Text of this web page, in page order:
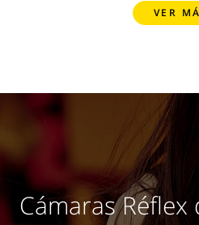
VER
Cámaras Réflex